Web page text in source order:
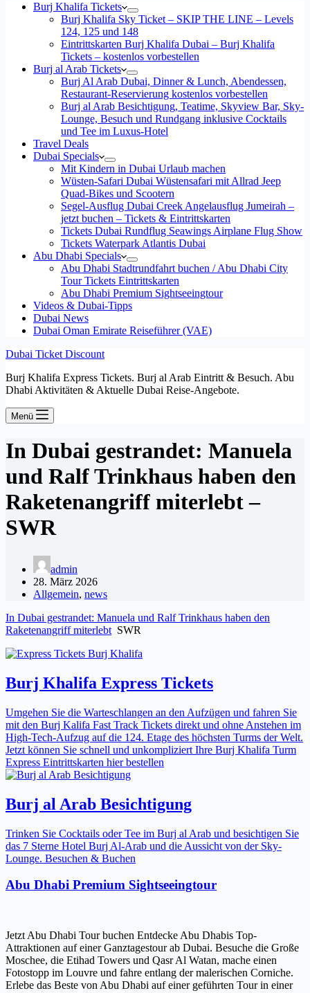
Burj Khalifa Tickets
Burj Khalifa Sky Ticket – SKIP THE LINE – Levels
124, 125 und 148
Eintrittskarten Burj Khalifa Dubai – Burj Khalifa
Tickets – kostenlos vorbestellen
Burj al Arab Tickets
Burj Al Arab Dubai, Dinner & Lunch, Abendessen,
Restaurant-Reservierung kostenlos vorbestellen
Burj al Arab Besichtigung, Teatime, Skyview Bar, Sky-
Lounge, Besuch und Rundgang inklusive Cocktails
und Tee im Luxus-Hotel
Travel Deals
Dubai Specials
Mit Kindern in Dubai Urlaub machen
Wüsten-Safari Dubai Wüstensafari mit Allrad Jeep
Quad-Bikes und Scootern
Segel-Ausflug Dubai Creek Angelausflug Jumeirah –
jetzt buchen – Tickets & Eintrittskarten
Tickets Dubai Rundflug Seawings Airplane Flug Show
Tickets Waterpark Atlantis Dubai
Abu Dhabi Specials
Abu Dhabi Stadtrundfahrt buchen / Abu Dhabi City
Tour Tickets Eintrittskarten
Abu Dhabi Premium Sightseeingtour
Videos & Dubai-Tipps
Dubai News
Dubai Oman Emirate Reiseführer (VAE)
Dubai Ticket Discount
Burj Khalifa Express Tickets. Burj al Arab Eintritt & Besuch. Abu
Dhabi Aktivitäten & Aktuelle Dubai Reise-Angebote.
Menü
In Dubai gestrandet: Manuela
und Ralf Trinkhaus haben den
Raketenangriff miterlebt –
SWR
admin
28. März 2026
Allgemein, news
In Dubai gestrandet: Manuela und Ralf Trinkhaus haben den
Raketenangriff miterlebt SWR
Burj Khalifa Express Tickets
Umgehen Sie die Warteschlangen an den Aufzügen und fahren Sie
mit den Burj Kalifa Fast Track Tickets direkt und ohne Anstehen im
High-Tech-Aufzug auf die 124. Etage des höchsten Turms der Welt.
Jetzt können Sie schnell und unkompliziert Ihre Burj Khalifa Turm
Express Eintrittskarten hier bestellen
Burj al Arab Besichtigung
Trinken Sie Cocktails oder Tee im Burj al Arab und besichtigen Sie
das 7 Sterne Hotel Burj Al-Arab und die Aussicht von der Sky-
Lounge. Besuchen & Buchen
Abu Dhabi Premium Sightseeingtour
Jetzt Abu Dhabi Tour buchen Entdecke Abu Dhabis Top-
Attraktionen auf einer Ganztagestour ab Dubai. Besuche die Große
Moschee, die Etihad Towers und Qasr Al Watan, mache einen
Fotostopp im Louvre und fahre entlang der malerischen Corniche.
Erlebe das Beste von Abu Dhabi auf einer geführten Tour in einer